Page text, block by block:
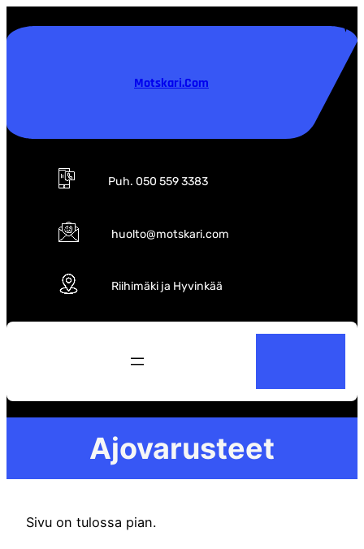
sisältöön
Motskari.com
Puh. 050 559 3383
huolto@motskari.com
Riihimäki ja Hyvinkää
a
c
Ajovarusteet
Sivu on tulossa pian.